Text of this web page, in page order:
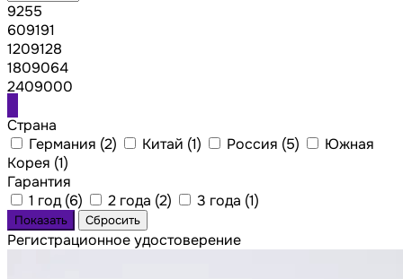
9255
609191
1209128
1809064
2409000
Страна
Германия (2) Китай (1) Россия (5)
Южная
Корея (1)
Гарантия
1 год (6) 2 года (2) 3 года (1)
Регистрационное удостоверение